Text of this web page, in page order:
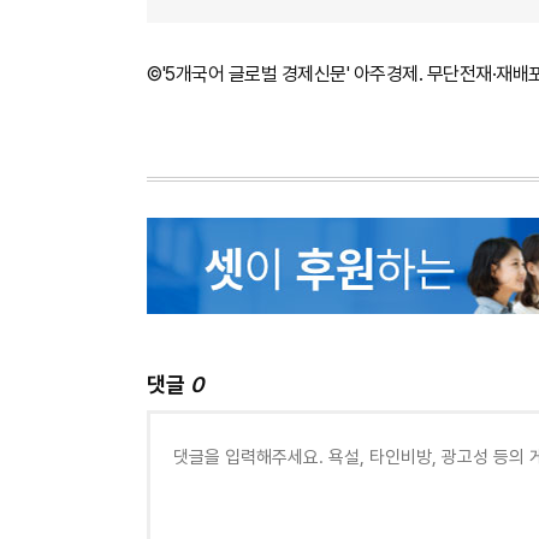
©'5개국어 글로벌 경제신문' 아주경제. 무단전재·재배
댓글 0